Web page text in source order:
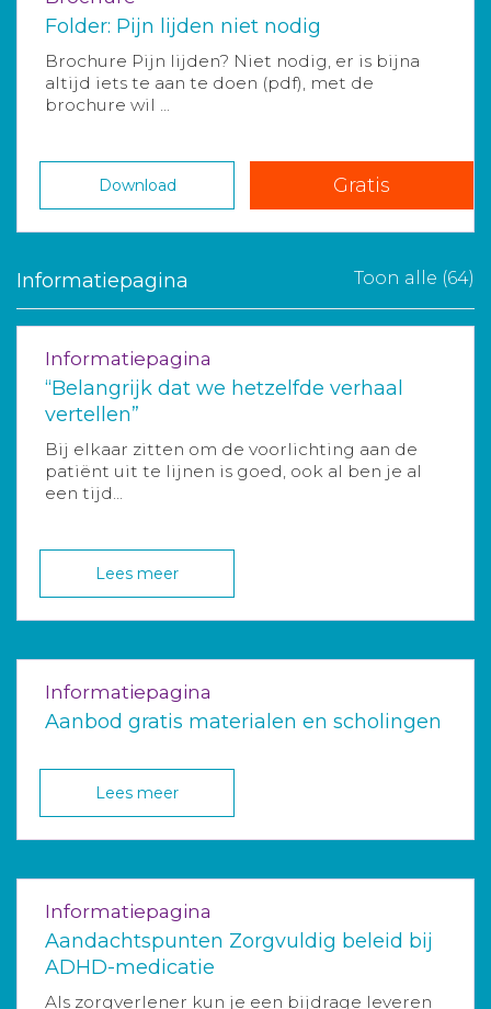
Folder: Pijn lijden niet nodig
Brochure Pijn lijden? Niet nodig, er is bijna
altijd iets te aan te doen (pdf), met de
brochure wil ...
Download Gratis
Informatiepagina Toon alle (64)
Informatiepagina
“Belangrijk dat we hetzelfde verhaal
vertellen”
Bij elkaar zitten om de voorlichting aan de
patiënt uit te lijnen is goed, ook al ben je al
een tijd...
Lees meer
Informatiepagina
Aanbod gratis materialen en scholingen
Lees meer
Informatiepagina
Aandachtspunten Zorgvuldig beleid bij
ADHD-medicatie
Als zorgverlener kun je een bijdrage leveren